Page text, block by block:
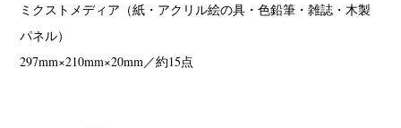
ミクストメディア（紙・アクリル絵の具・色鉛筆・雑誌・木製
パネル）
297mm×210mm×20mm／約15点